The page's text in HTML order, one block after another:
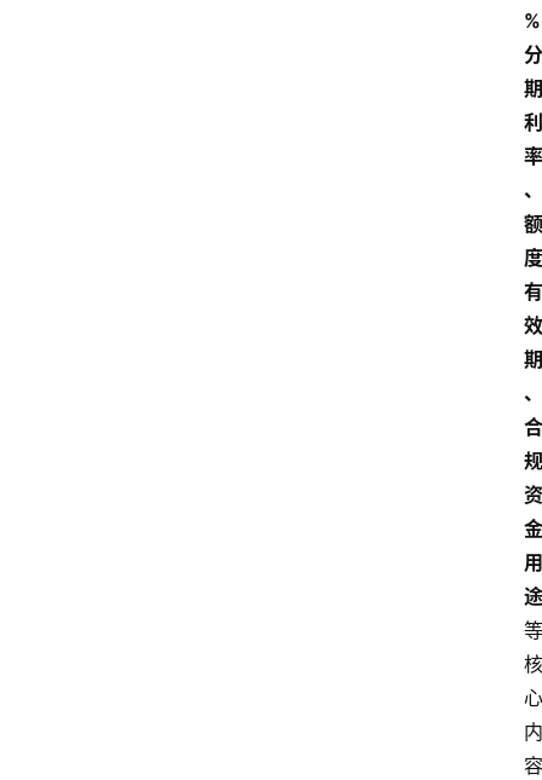
%
分
期
利
率
、
额
度
有
效
期
、
合
规
资
金
用
途
等
核
心
内
容